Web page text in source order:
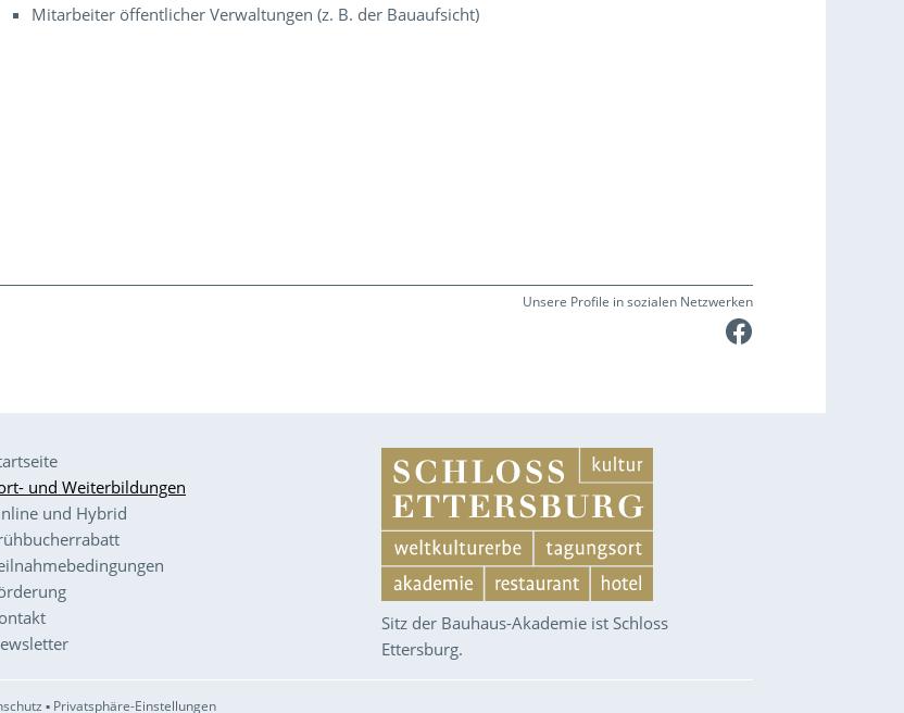
Mitarbeiter öffentlicher Verwaltungen (z. B. der Bauaufsicht)
Unsere Profile in sozialen Netzwerken
und Weiterbildungen
und Hybrid
Sitz der Bauhaus-Akademie ist Schloss
Ettersburg.
▪ Privatsphäre-Einstellungen